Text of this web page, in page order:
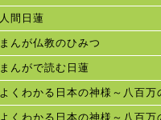
人間日蓮
まんが仏教のひみつ
まんがで読む日蓮
よくわかる日本の神様～八百万
よくわかる日本の神様～八百万